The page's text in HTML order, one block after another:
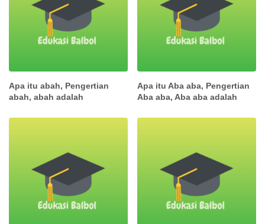
Apa itu abah, Pengertian
abah, abah adalah
Apa itu Aba aba, Pengertian
Aba aba, Aba aba adalah